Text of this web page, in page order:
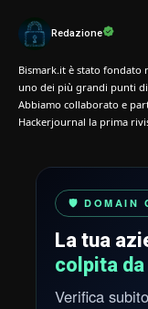
Redazione
Bismark.it è stato fondato
uno dei più grandi punti
Abbiamo collaborato e
Hackerjournal la prima
🛡️ DOMAIN
La tua
colpita
Verifica